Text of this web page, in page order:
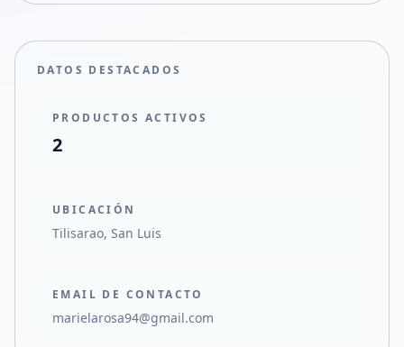
DATOS DESTACADOS
PRODUCTOS ACTIVOS
2
UBICACIÓN
Tilisarao, San Luis
EMAIL DE CONTACTO
marielarosa94@gmail.com